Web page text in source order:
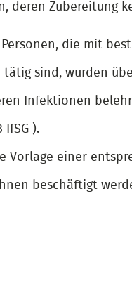
deren Zubereitung
die mit
tätig sind, wurden
Infektionen
).
Vorlage einer
beschäftigt